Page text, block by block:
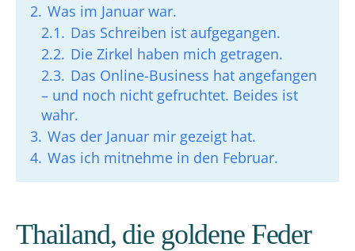
2. Was im Januar war.
2.1. Das Schreiben ist aufgegangen.
2.2. Die Zirkel haben mich getragen.
2.3. Das Online-Business hat angefangen
– und noch nicht gefruchtet. Beides ist
wahr.
3. Was der Januar mir gezeigt hat.
4. Was ich mitnehme in den Februar.
Thailand, die goldene Feder